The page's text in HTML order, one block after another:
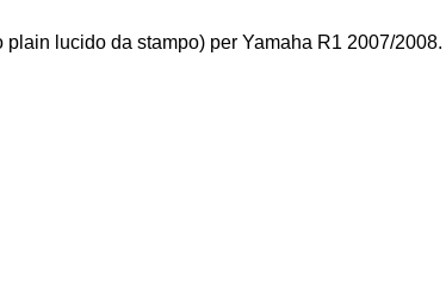
lucido da stampo) per Yamaha R1 2007/2008.